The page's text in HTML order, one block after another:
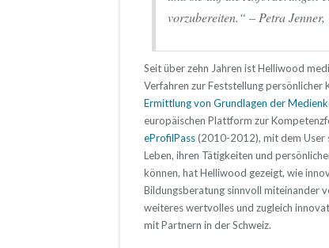
vorzubereiten.“ – Petra
Seit über zehn Jahren ist Helliwood
Verfahren zur Feststellung
Ermittlung von Grundlagen der
europäischen Plattform zur
eProfilPass(2010-2012), mit dem User
Leben, ihren Tätigkeiten und
können, hat Helliwood gezeigt, wie
Bildungsberatung sinnvoll miteinander
weiteres wertvolles und zugleich
mit Partnern in der Schweiz.